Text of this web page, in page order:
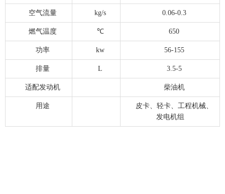
空气流量 kg/s 0.06-0.3
燃气温度 ℃ 650
功率 kw 56-155
排量 L 3.5-5
适配发动机 柴油机
用途
皮卡、轻卡、工程机械、
发电机组